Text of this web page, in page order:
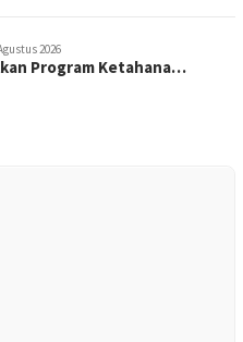
2026
Program Ketahana…